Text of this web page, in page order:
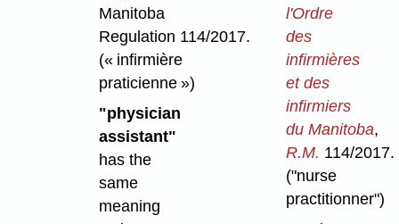
Manitoba
Regulation 114/2017.
(« infirmière
praticienne »)
"physician
assistant"
has the
same
meaning
l'Ordre
des
infirmières
et des
infirmiers
du Manitoba,
R.M. 114/2017.
("nurse
practitionner")